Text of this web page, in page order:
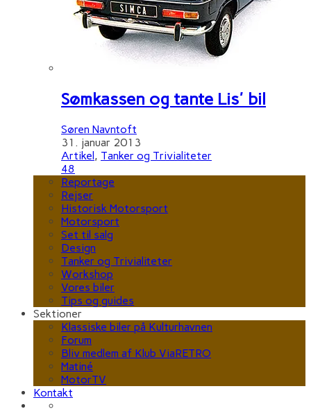
Sømkassen og tante Lis' bil
Søren Navntoft
31. januar 2013
Artikel, Tanker og Trivialiteter
48
Reportage
Rejser
Historisk Motorsport
Motorsport
Set til salg
Design
Tanker og Trivialiteter
Workshop
Vores biler
Tips og guides
Sektioner
Klassiske biler på Kulturhavnen
Forum
Bliv medlem af Klub ViaRETRO
Matiné
MotorTV
Kontakt